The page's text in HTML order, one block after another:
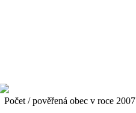
Počet / pověřená obec v roce 2007